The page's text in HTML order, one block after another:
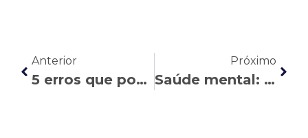
Anterior
5 erros que podem fazer você perder o auxílio-doença do INSS
Próximo
Saúde mental: quando é possível pedir aposentadoria por invalidez?